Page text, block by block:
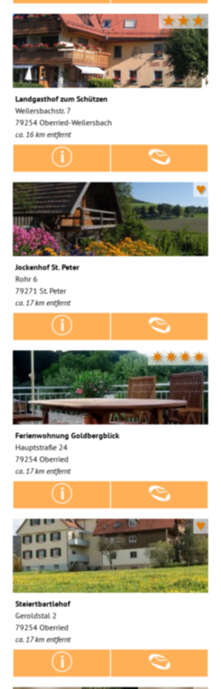
★★★
Landgasthof zum Schützen
Weilersbachstr. 7
79254 Oberried-Weilersbach
ca. 16 km entfernt
♥
Jockenhof St. Peter
Rohr 6
79271 St. Peter
ca. 17 km entfernt
✷✷✷✷
Ferienwohnung Goldbergblick
Hauptstraße 24
79254 Oberried
ca. 17 km entfernt
♥
Steiertbartlehof
Geroldstal 2
79254 Oberried
ca. 17 km entfernt